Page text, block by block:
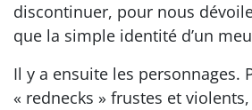
discontinuer, pour nous
que la simple identité d’un
Il y a ensuite les personnages.
« rednecks » frustes et